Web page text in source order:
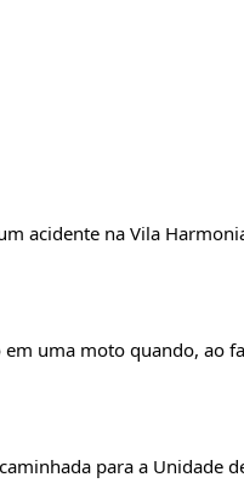
acidente na Vila
uma moto quando, ao
para a Unidade